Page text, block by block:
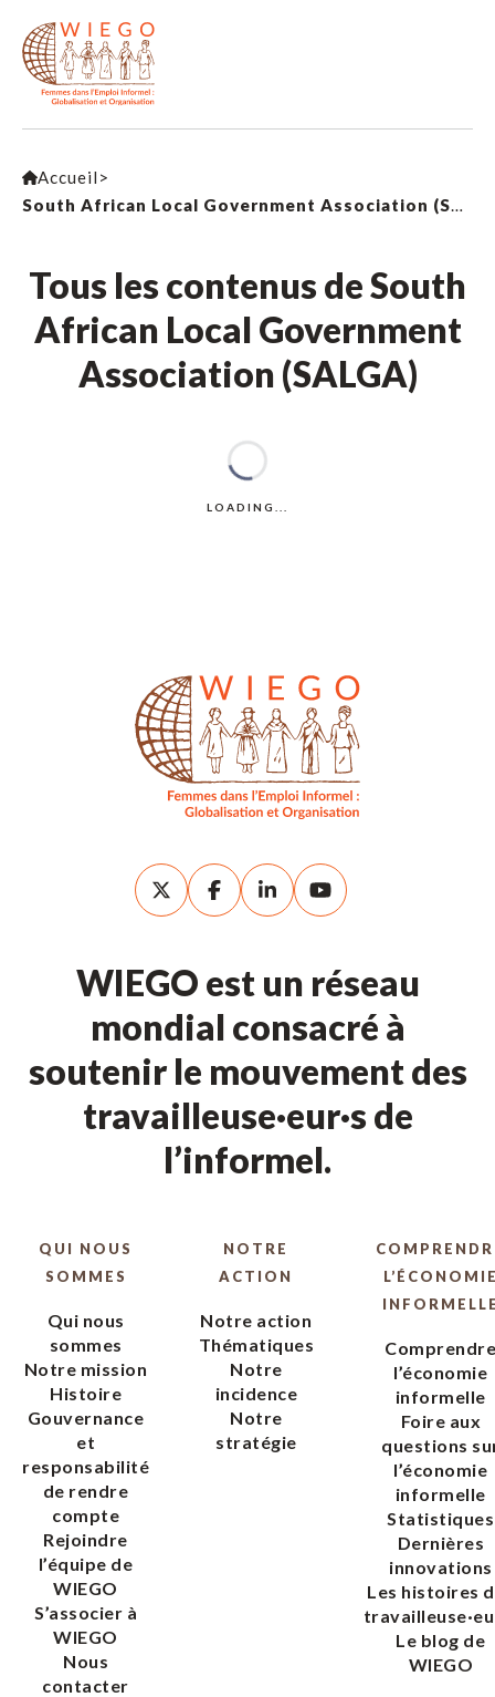
Accueil >
South African Local Government Association (SALGA)
Tous les contenus de South
African Local Government
Association (SALGA)
WIEGO est un réseau
mondial consacré à
soutenir le mouvement des
travailleuse·eur·s de
l’informel.
QUI NOUS
SOMMES
Qui nous
sommes
Notre mission
Histoire
Gouvernance
et
responsabilité
de rendre
compte
Rejoindre
l’équipe de
WIEGO
S’associer à
WIEGO
Nous
contacter
NOTRE
ACTION
Notre action
Thématiques
Notre
incidence
Notre
stratégie
l’économie
informelle
Foire aux
questions
l’économie
informelle
Statistiques
Dernières
innovations
Les histoires
Le blog de
WIEGO